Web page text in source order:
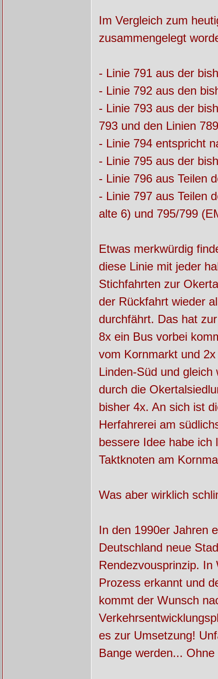
Im Vergleich zum
zusammengelegt
- Linie 791 aus der
- Linie 792 aus den
- Linie 793 aus der
793 und den Linien
- Linie 794 entspricht
- Linie 795 aus der
- Linie 796 aus Teilen
- Linie 797 aus Teilen
alte 6) und 795/799
Etwas merkwürdig
diese Linie mit jeder
Stichfahrten zur
der Rückfahrt wieder
durchfährt. Das hat
8x ein Bus vorbei
vom Kornmarkt und
Linden-Süd und
durch die
bisher 4x. An sich ist
Herfahrerei am
bessere Idee habe ich
Taktknoten am
Was aber wirklich
In den 1990er Jahren
Deutschland neue
Rendezvousprinzip.
Prozess erkannt und
kommt der Wunsch
es zur Umsetzung!
Bange werden...